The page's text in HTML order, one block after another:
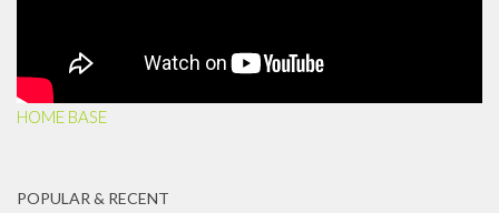
HOME BASE
POPULAR & RECENT